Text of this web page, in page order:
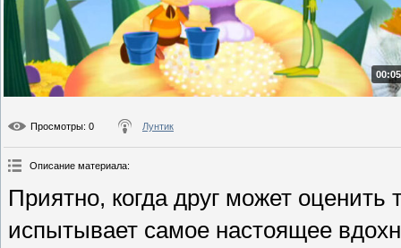
Просмотры: 0 Лунтик
Описание материала:
Приятно, когда друг может
испытывает самое настоящее